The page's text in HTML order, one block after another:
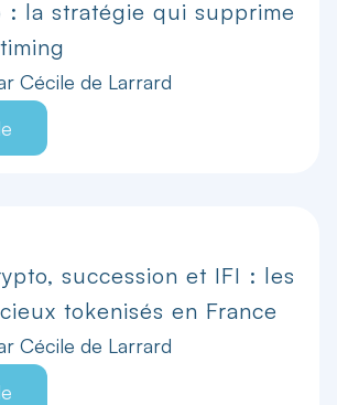
: la stratégie qui supprime
Cécile de Larrard
succession et IFI : les
tokenisés en France
Cécile de Larrard